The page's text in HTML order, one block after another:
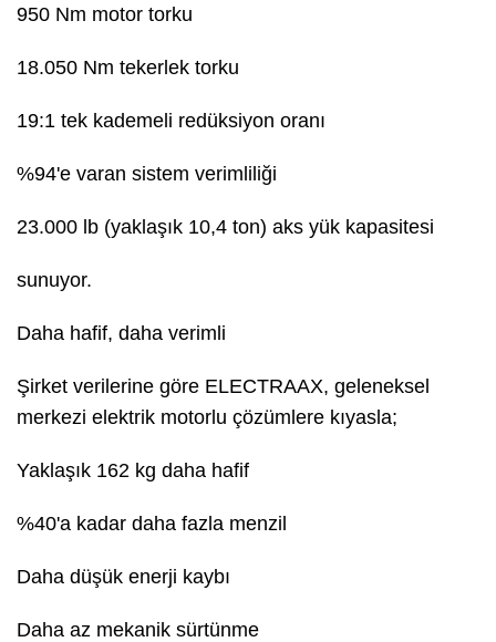
950 Nm motor torku
18.050 Nm tekerlek torku
19:1 tek kademeli redüksiyon oranı
%94'e varan sistem verimliliği
23.000 lb (yaklaşık 10,4 ton) aks yük kapasitesi
sunuyor.
Daha hafif, daha verimli
Şirket verilerine göre ELECTRAAX, geleneksel
merkezi elektrik motorlu çözümlere kıyasla;
Yaklaşık 162 kg daha hafif
%40'a kadar daha fazla menzil
Daha düşük enerji kaybı
Daha az mekanik sürtünme